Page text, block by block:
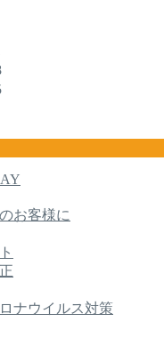
お客様に
ナウイルス対策